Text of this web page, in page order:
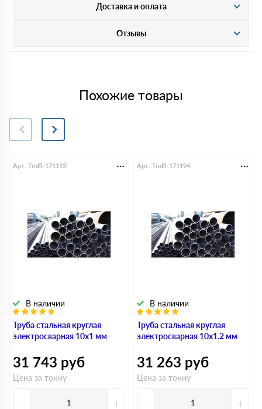
Доставка и оплата
Отзывы
Похожие товары
Труба стальная круглая
электросварная 10х1 мм
В наличии
Арт. TruEl-171193
31 743 руб
Цена за тонну
- +
Труба стальная круглая
электросварная 10х1.2 мм
В наличии
Арт. TruEl-171194
31 263 руб
Цена за тонну
- +